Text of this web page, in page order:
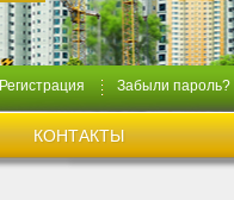
Регистрация Забыли пароль?
КОНТАКТЫ